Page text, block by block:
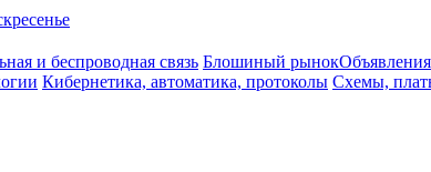
и беспроводная связь Блошиный рынокОбъявления
Кибернетика, автоматика, протоколы Схемы,